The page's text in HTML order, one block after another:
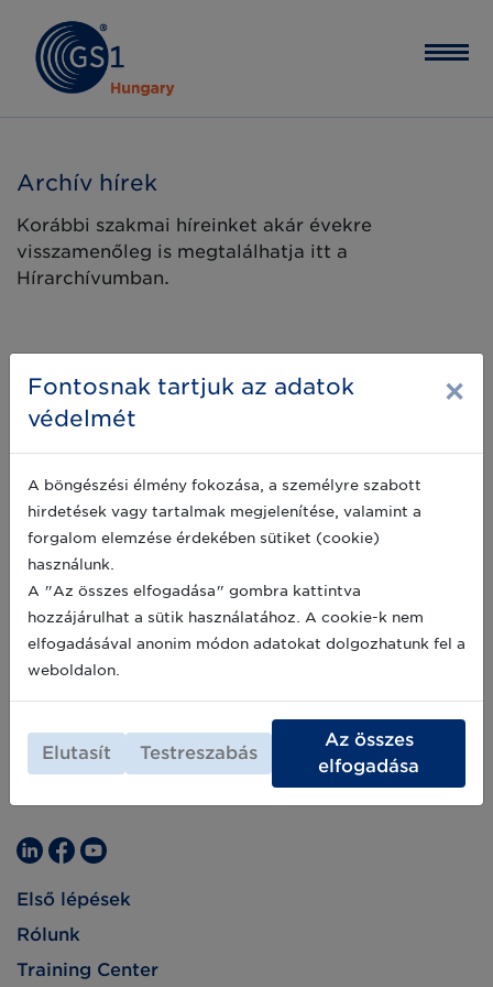
Archív hírek
Korábbi szakmai híreinket akár évekre
visszamenőleg is megtalálhatja itt a
Hírarchívumban.
Első lépések
Rólunk
Training Center
Fontosnak tartjuk az adatok
védelmét
×
A böngészési élmény fokozása, a személyre szabott
hirdetések vagy tartalmak megjelenítése, valamint a
forgalom elemzése érdekében sütiket (cookie)
használunk.
A "Az összes elfogadása" gombra kattintva
hozzájárulhat a sütik használatához. A cookie-k nem
elfogadásával anonim módon adatokat dolgozhatunk fel a
weboldalon.
Elutasít Testreszabás
Az összes
elfogadása